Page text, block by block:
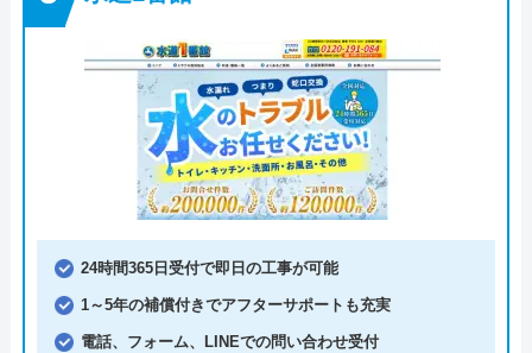
24時間365日受付で即日の工事が可能
1～5年の補償付きでアフターサポートも充実
電話、フォーム、LINEでの問い合わせ受付